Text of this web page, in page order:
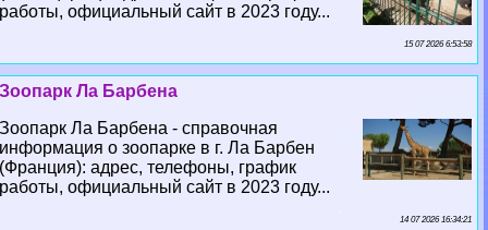
работы, официальный сайт в 2023 году...
15 07 2026 6:53:58
Зоопарк Ла Барбена
Зоопарк Ла Барбена - справочная
информация о зоопарке в г. Ла Барбен
(Франция): адрес, телефоны, график
работы, официальный сайт в 2023 году...
14 07 2026 16:34:21